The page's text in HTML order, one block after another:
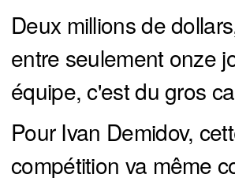
Deux millions de
entre seulement onze
équipe, c'est du gros
Pour Ivan Demidov,
compétition va même